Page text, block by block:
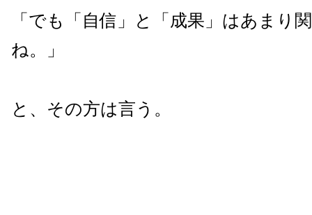
「でも「自信」と「成果」はあまり
ね。」
と、その方は言う。